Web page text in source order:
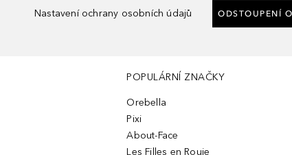
Nastavení ochrany osobních údajů
ODSTOUPENÍ
POPULÁRNÍ ZNAČKY
Orebella
Pixi
About-Face
Les Filles en Rouje